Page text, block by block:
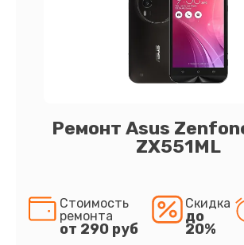
Ремонт Asus
ZX551ML
Стоимость
ремонта
от 290 руб
Скидка
до
20%